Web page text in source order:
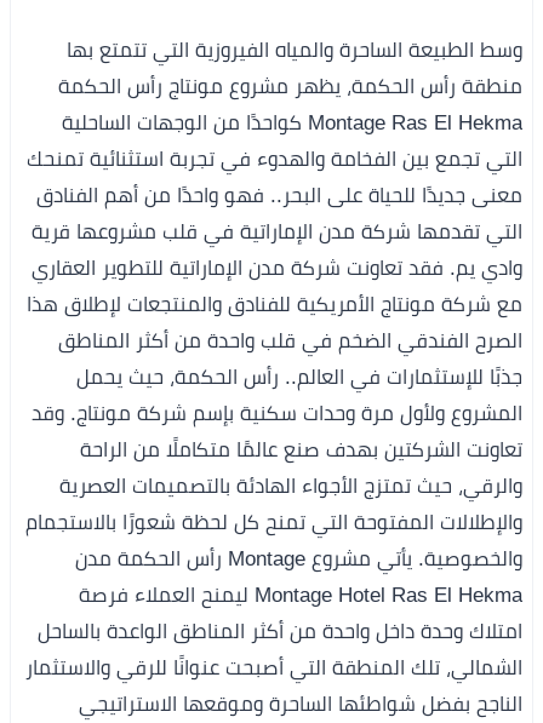
وسط الطبيعة الساحرة والمياه الفيروزية التي تتمتع بها
منطقة رأس الحكمة، يظهر مشروع مونتاج رأس الحكمة
Montage Ras El Hekma كواحدًا من الوجهات الساحلية
التي تجمع بين الفخامة والهدوء في تجربة استثنائية تمنحك
معنى جديدًا للحياة على البحر.. فهو واحدًا من أهم الفنادق
التي تقدمها شركة مدن الإماراتية في قلب مشروعها قرية
وادي يم. فقد تعاونت شركة مدن الإماراتية للتطوير العقاري
مع شركة مونتاج الأمريكية للفنادق والمنتجعات لإطلاق هذا
الصرح الفندقي الضخم في قلب واحدة من أكثر المناطق
جذبًا للإستثمارات في العالم.. رأس الحكمة، حيث يحمل
المشروع ولأول مرة وحدات سكنية بإسم شركة مونتاج. وقد
تعاونت الشركتين بهدف صنع عالمًا متكاملًا من الراحة
والرقي، حيث تمتزج الأجواء الهادئة بالتصميمات العصرية
والإطلالات المفتوحة التي تمنح كل لحظة شعورًا بالاستجمام
والخصوصية. يأتي مشروع Montage رأس الحكمة مدن
Montage Hotel Ras El Hekma ليمنح العملاء فرصة
امتلاك وحدة داخل واحدة من أكثر المناطق الواعدة بالساحل
الشمالي، تلك المنطقة التي أصبحت عنوانًا للرقي والاستثمار
الناجح بفضل شواطئها الساحرة وموقعها الاستراتيجي